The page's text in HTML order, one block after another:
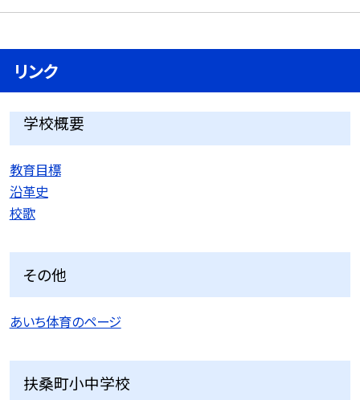
リンク
学校概要
教育目標
沿革史
校歌
その他
あいち体育のページ
扶桑町小中学校